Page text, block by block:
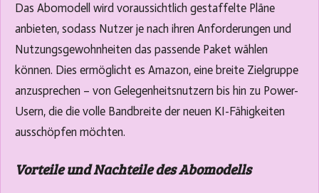
Das Abomodell wird voraussichtlich gestaffelte Pläne
anbieten, sodass Nutzer je nach ihren Anforderungen und
Nutzungsgewohnheiten das passende Paket wählen
können. Dies ermöglicht es Amazon, eine breite Zielgruppe
anzusprechen – von Gelegenheitsnutzern bis hin zu Power-
Usern, die die volle Bandbreite der neuen KI-Fähigkeiten
ausschöpfen möchten.
Vorteile und Nachteile des Abomodells